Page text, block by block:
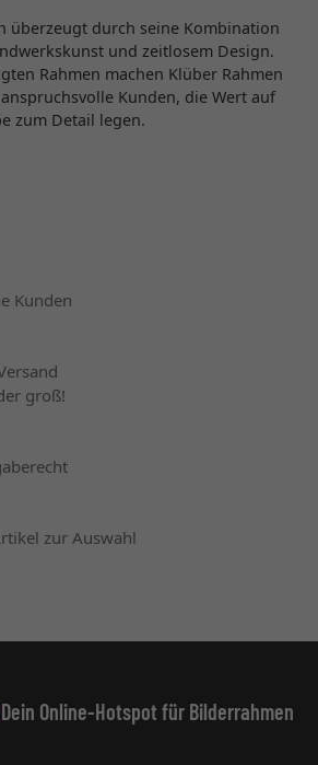
überzeugt durch seine Kombination
und zeitlosem Design.
Rahmen machen Klüber Rahmen
Kunden, die Wert auf
zum Detail legen.
Kunden
groß!
zur Auswahl
Dein Online-Hotspot für Bilderrahmen